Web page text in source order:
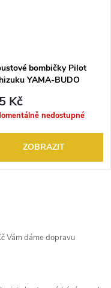
bombičky Pilot
YAMA-BUDO
Kč
nedostupné
ZOBRAZIT
Vám dáme dopravu